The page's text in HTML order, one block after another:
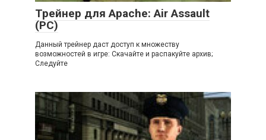
Трейнер для Apache: Air Assault
(PC)
Данный трейнер даст доступ к множеству
возможностей в игре: Скачайте и распакуйте архив;
Следуйте